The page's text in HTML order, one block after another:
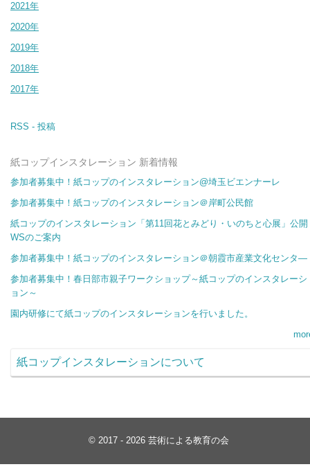
2021年
2020年
2019年
2018年
2017年
RSS - 投稿
紙コップインスタレーション 新着情報
参加者募集中！紙コップのインスタレーション@埼玉ビエンナーレ
参加者募集中！紙コップのインスタレーション＠岸町公民館
紙コップのインスタレーション「第11回花とみどり・いのちと心展」公開
WSのご案内
参加者募集中！紙コップのインスタレーション＠朝霞市産業文化センタ―
参加者募集中！春日部市親子ワークショップ～紙コップのインスタレーシ
ョン～
園内研修にて紙コップのインスタレーションを行いました。
紙コップインスタレーションについて
© 2017 - 2026 芸術による教育の会